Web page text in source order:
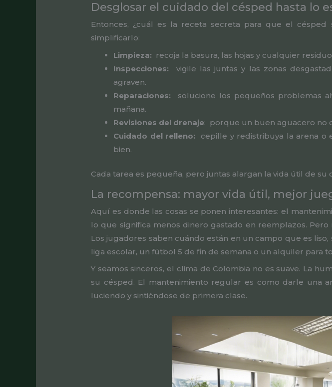
Desglosar el cuidado del césped hasta lo
Entonces, ¿cuál es la receta secreta para que el
simplificarlo:
Limpieza: recoja la basura, las hojas y cualquier
Inspecciones: vigile las juntas y las zonas
agraven.
Reparaciones:
solucione los pequeños problemas
mañana.
Revisiones del drenaje: porque un buen aguacero no
Cuidado del relleno:
cepille y redistribuya la arena o
bien.
Cada tarea es pequeña, pero juntas alargan la vida útil de
La recompensa: mayor vida útil, mejor
Aquí es donde las cosas se ponen interesantes: el
lo que significa menos dinero gastado en reemplazos.
Los jugadores saben cuándo están en un campo que es
liga escolar, un fútbol 5 de fin de semana o un alquiler para
Y seamos sinceros, el clima de Colombia no es suave. La
su césped. El mantenimiento regular es como darle una
luciendo y sintiéndose de primera clase.